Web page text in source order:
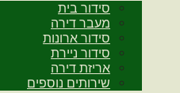
סידור בית
מעבר דירה
סידור ארונות
סידור ניירת
אריזת דירה
שירותים נוספים